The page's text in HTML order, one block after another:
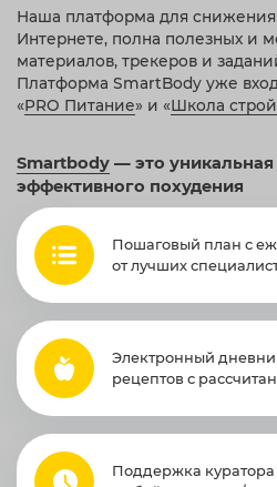
Наша платформа для снижения
Интернете, полна полезных и
материалов, трекеров и
Платформа SmartBody уже
«PRO Питание» и «Школа
Smartbody — это
эффективного похудения
Пошаговый план с
от лучших
Электронный
рецептов с
Поддержка куратора